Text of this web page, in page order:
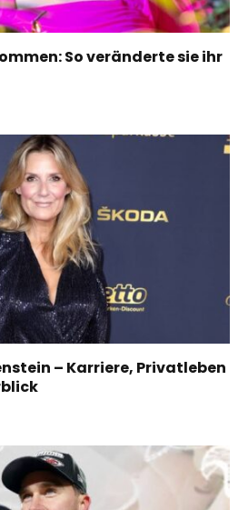
So veränderte sie ihr
– Karriere, Privatleben